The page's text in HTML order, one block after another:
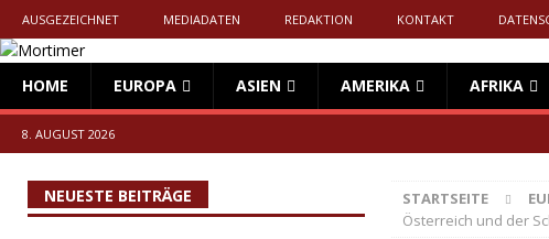
AUSGEZEICHNET MEDIADATEN REDAKTION KONTAKT
HOME EUROPA ASIEN AMERIKA AFRIKA
8. AUGUST 2026
STARTSEITE
Österreich und der
NEUESTE BEITRÄGE